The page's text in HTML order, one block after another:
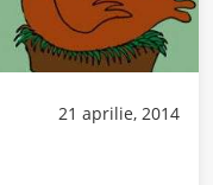
21 aprilie, 2014